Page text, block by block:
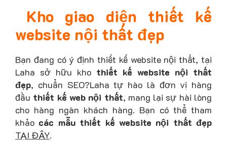
Kho giao diện thiết kế
website nội thất đẹp
Bạn đang có ý định thiết kế website nội thất, tại
Laha sở hữu kho thiết kế website nội thất
đẹp, chuẩn SEO?Laha tự hào là đơn vị hàng
đầu thiết kế web nội thất, mang lại sự hài lòng
cho hàng ngàn khách hàng. Bạn có thể tham
khảo các mẫu thiết kế website nội thất đẹp
TẠI ĐÂY.